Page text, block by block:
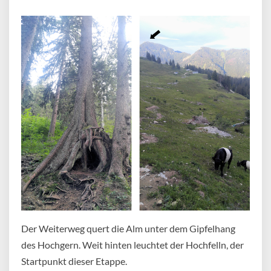
Der Weiterweg quert die Alm unter dem Gipfelhang
des Hochgern. Weit hinten leuchtet der Hochfelln, der
Startpunkt dieser Etappe.